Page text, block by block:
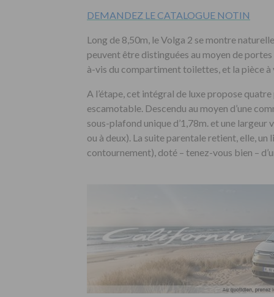
DEMANDEZ LE CATALOGUE NOTIN
Long de 8,50m, le Volga 2 se montre
peuvent être distinguées au moyen de
à-vis du compartiment toilettes, et la pièce à
A l’étape, cet intégral de luxe propose
escamotable. Descendu au moyen d’une
sous-plafond unique d’1,78m. et une largeur
ou à deux). La suite parentale retient, elle,
contournement), doté – tenez-vous bien –